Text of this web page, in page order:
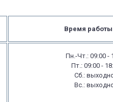
Время работы
Пн.-Чт.: 09:00 -
Пт.: 09:00 -
Сб.:
Вс.: